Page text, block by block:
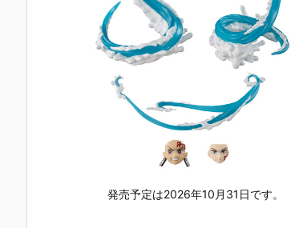
発売予定は2026年10月31日です。